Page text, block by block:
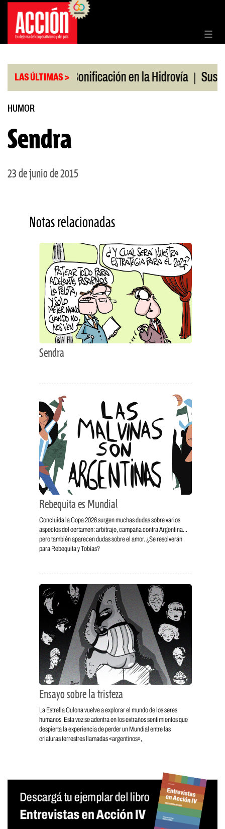
Saltar
contenido
LAS ÚLTIMAS >
en julio | Bonificación en la Hidrovía |
HUMOR
Sendra
23 de junio de 2015
Notas relacionadas
Sendra
Rebequita es Mundial
Concluida la Copa 2026 surgen muchas dudas sobre varios
aspectos del certamen: arbitraje, campaña contra Argentina…
pero también aparecen dudas sobre el amor. ¿Se resolverán
para Rebequita y Tobías?
Ensayo sobre la tristeza
La Estrella Culona vuelve a explorar el mundo de los seres
humanos. Esta vez se adentra en los extraños sentimientos que
despierta la experiencia de perder un Mundial entre las
criaturas terrestres llamadas «argentinos»,